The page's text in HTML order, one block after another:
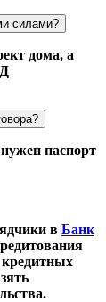
силами?
дома, а
паспорт
в Банк